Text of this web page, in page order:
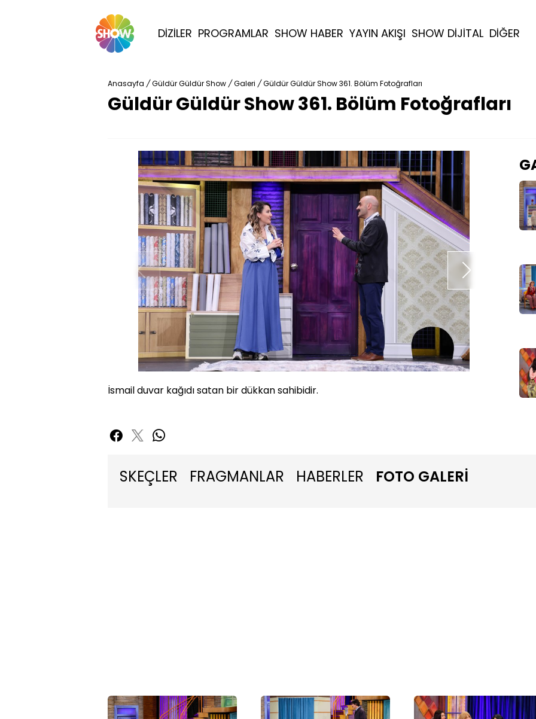
DİZİLER PROGRAMLAR SHOW HABER YAYIN AKIŞI SHOW DİJİTAL DİĞER
Anasayfa / Güldür Güldür Show / Galeri / Güldür Güldür Show 361. Bölüm Fotoğrafları
Güldür Güldür Show 361. Bölüm Fotoğrafları
İsmail duvar kağıdı satan bir dükkan sahibidir.
SKEÇLER FRAGMANLAR HABERLER FOTO GALERİ